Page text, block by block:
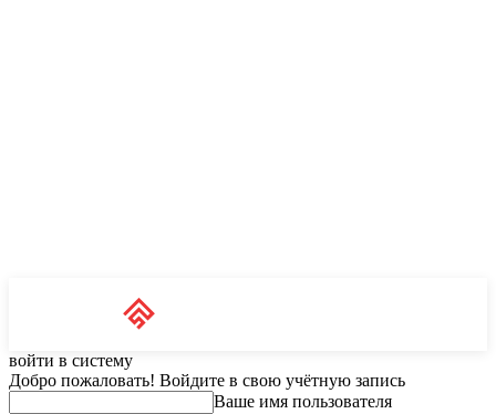
войти в систему
Добро пожаловать! Войдите в свою учётную запись
Ваше имя пользователя